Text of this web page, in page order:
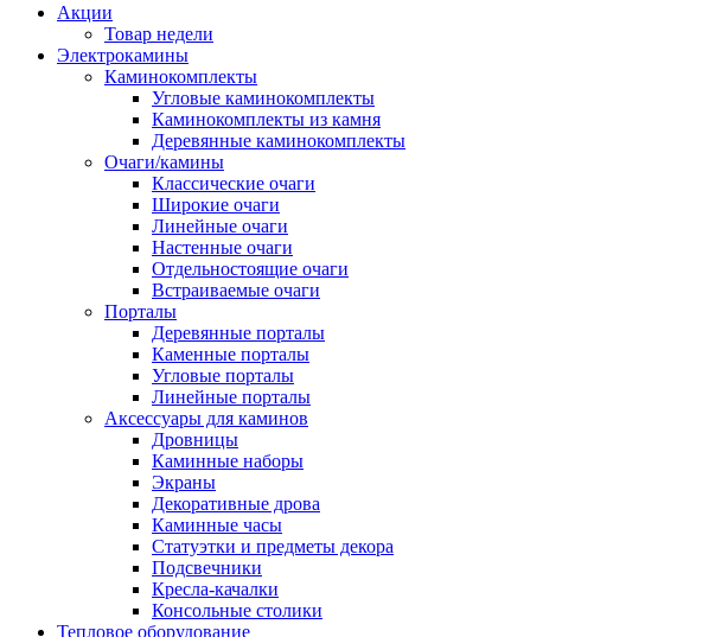
Акции
Товар недели
Электрокамины
Каминокомплекты
Угловые каминокомплекты
Каминокомплекты из камня
Деревянные каминокомплекты
Очаги/камины
Классические очаги
Широкие очаги
Линейные очаги
Настенные очаги
Отдельностоящие очаги
Встраиваемые очаги
Порталы
Деревянные порталы
Каменные порталы
Угловые порталы
Линейные порталы
Аксессуары для каминов
Дровницы
Каминные наборы
Экраны
Декоративные дрова
Каминные часы
Статуэтки и предметы декора
Подсвечники
Кресла-качалки
Консольные столики
Тепловое оборудование